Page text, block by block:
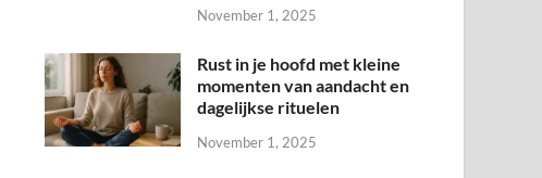
November 1, 2025
Rust in je hoofd met kleine
momenten van aandacht en
dagelijkse rituelen
November 1, 2025